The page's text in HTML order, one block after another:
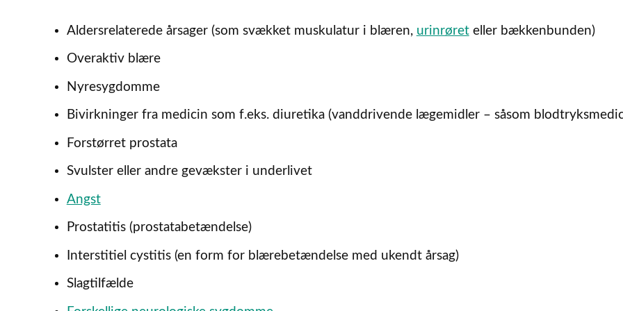
Aldersrelaterede årsager (som svækket muskulatur i blæren, urinrøreteller bækkenbunden)
Overaktiv blære
Nyresygdomme
Bivirkninger fra medicin som f.eks. diuretika (vanddrivende lægemidler – såsom
Forstørret prostata
Svulster eller andre gevækster i underlivet
Angst
Prostatitis (prostatabetændelse)
Interstitiel cystitis (en form for blærebetændelse med ukendt årsag)
Slagtilfælde